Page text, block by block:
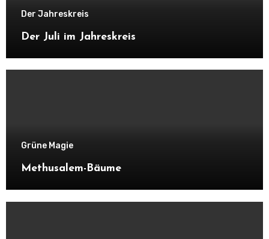
Der Jahreskreis
Der Juli im Jahreskreis
Grüne Magie
Methusalem-Bäume